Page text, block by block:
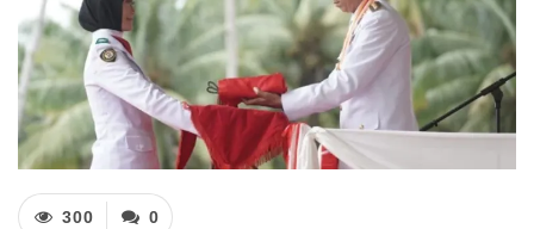
0
300